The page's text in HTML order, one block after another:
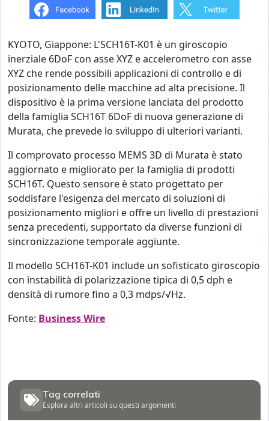
KYOTO, Giappone: L'SCH16T-K01 è un giroscopio
inerziale 6DoF con asse XYZ e accelerometro con asse
XYZ che rende possibili applicazioni di controllo e di
posizionamento delle macchine ad alta precisione. Il
dispositivo è la prima versione lanciata del prodotto
della famiglia SCH16T 6DoF di nuova generazione di
Murata, che prevede lo sviluppo di ulteriori varianti.
Il comprovato processo MEMS 3D di Murata è stato
aggiornato e migliorato per la famiglia di prodotti
SCH16T. Questo sensore è stato progettato per
soddisfare l'esigenza del mercato di soluzioni di
posizionamento migliori e offre un livello di prestazioni
senza precedenti, supportato da diverse funzioni di
sincronizzazione temporale aggiunte.
Il modello SCH16T-K01 include un sofisticato giroscopio
con instabilità di polarizzazione tipica di 0,5 dph e
densità di rumore fino a 0,3 mdps/√Hz.
Fonte: Business Wire
Tag correlati
Esplora altri articoli su questi argomenti